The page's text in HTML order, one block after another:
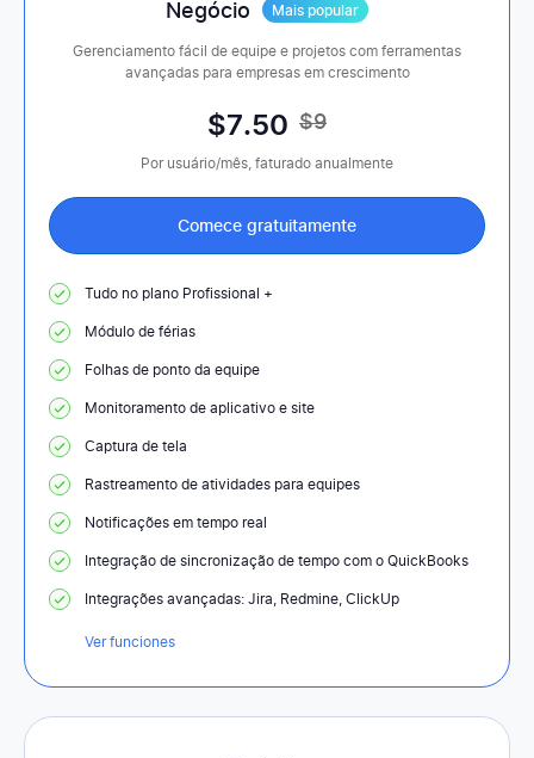
Negócio Mais popular
Gerenciamento fácil de equipe e projetos com ferramentas
avançadas para empresas em crescimento
$7.50 $9
Por usuário/mês, faturado anualmente
Comece gratuitamente
Tudo no plano Profissional +
Módulo de férias
Folhas de ponto da equipe
Monitoramento de aplicativo e site
Captura de tela
Rastreamento de atividades para equipes
Notificações em tempo real
Integração de sincronização de tempo com o QuickBooks
Integrações avançadas: Jira, Redmine, ClickUp
Ver funciones